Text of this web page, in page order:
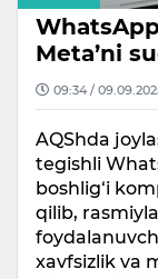
Meta’ni
09:34 /
AQShda
tegishli
boshlig‘i
qilib,
xavfsizlik va